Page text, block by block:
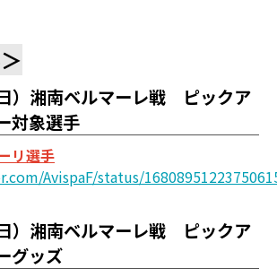
）湘南ベルマーレ戦 ピックア
対象選手
リ選手
AvispaF/status/
）湘南ベルマーレ戦 ピックア
グッズ